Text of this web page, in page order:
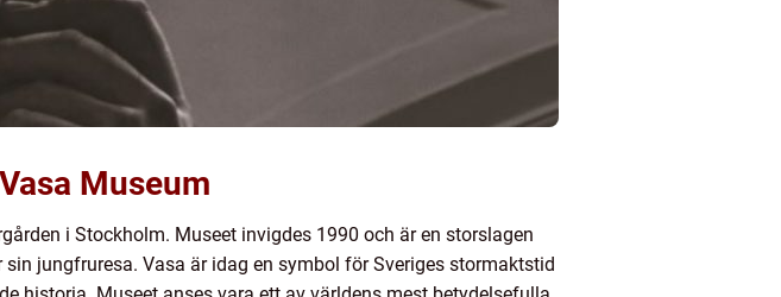
Museum
i Stockholm. Museet invigdes 1990 och är en storslagen
jungfruresa. Vasa är idag en symbol för Sveriges stormaktstid